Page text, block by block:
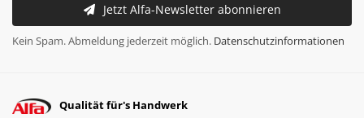
Jetzt Alfa-Newsletter abonnieren
Kein Spam. Abmeldung jederzeit möglich. Datenschutzinformationen
Qualität für's Handwerk